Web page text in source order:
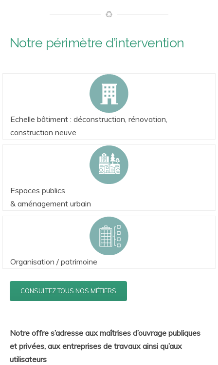
Notre périmètre d’intervention
Echelle bâtiment : déconstruction, rénovation,
construction neuve
Espaces publics
& aménagement urbain
Organisation / patrimoine
CONSULTEZ TOUS NOS MÉTIERS
Notre offre s’adresse aux maîtrises d’ouvrage publiques
et privées, aux entreprises de travaux ainsi qu’aux
utilisateurs